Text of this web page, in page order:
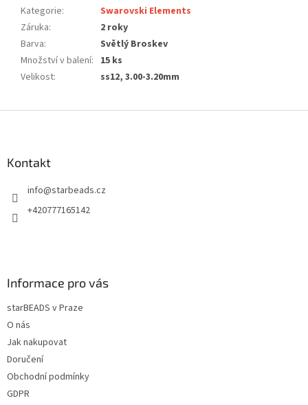
Kategorie:
Swarovski Elements
Záruka:
2 roky
Barva:
Světlý Broskev
Množství v balení: 15 ks
Velikost: ss12, 3.00-3.20mm
Kontakt
info@starbeads.cz
+420777165142
Informace pro vás
starBEADS v Praze
O nás
Jak nakupovat
Doručení
Obchodní podmínky
GDPR